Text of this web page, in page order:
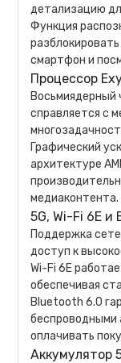
детализацию
Функция
смартфон и
Процессор
Восьмиядерный
справляется с
Графический
архитектуре
медиаконтента.
5G, Wi-Fi 6E
Поддержка
доступ к
Wi-Fi 6E
обеспечивая
Bluetooth 6.0
беспроводными
оплачивать
Аккумулятор